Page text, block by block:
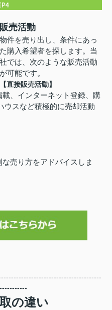
販売活動
物件を売り出し、条件にあっ
た購入希望者を探します。当
社では、次のような販売活動
が可能です。
【直接販売活動】
、インターネット登録、購
ウスなど積極的に売却活動
売り方をアドバイスしま
の違い